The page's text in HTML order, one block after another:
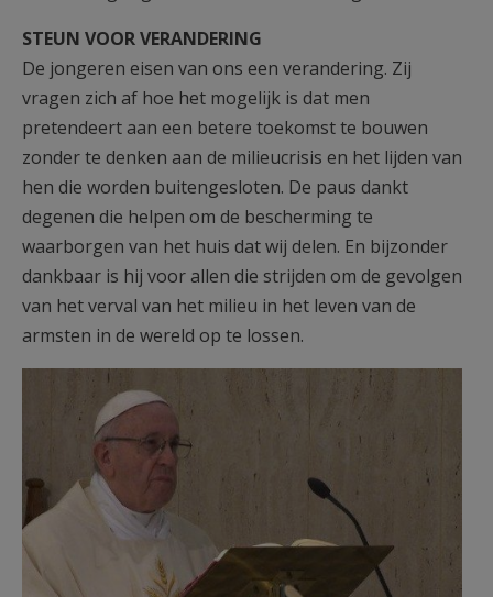
STEUN VOOR VERANDERING
De jongeren eisen van ons een verandering. Zij
vragen zich af hoe het mogelijk is dat men
pretendeert aan een betere toekomst te bouwen
zonder te denken aan de milieucrisis en het lijden van
hen die worden buitengesloten. De paus dankt
degenen die helpen om de bescherming te
waarborgen van het huis dat wij delen. En bijzonder
dankbaar is hij voor allen die strijden om de gevolgen
van het verval van het milieu in het leven van de
armsten in de wereld op te lossen.
paus-franciscus-neemt-het-
woord-2-530x486.jpg